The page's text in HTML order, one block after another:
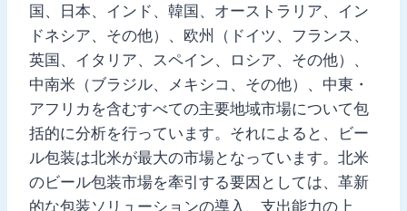
国、日本、インド、韓国、オーストラリア、イン
ドネシア、その他）、欧州（ドイツ、フランス、
英国、イタリア、スペイン、ロシア、その他）、
中南米（ブラジル、メキシコ、その他）、中東・
アフリカを含むすべての主要地域市場について包
括的に分析を行っています。それによると、ビー
ル包装は北米が最大の市場となっています。北米
のビール包装市場を牽引する要因としては、革新
的な包装ソリューションの導入、支出能力の上